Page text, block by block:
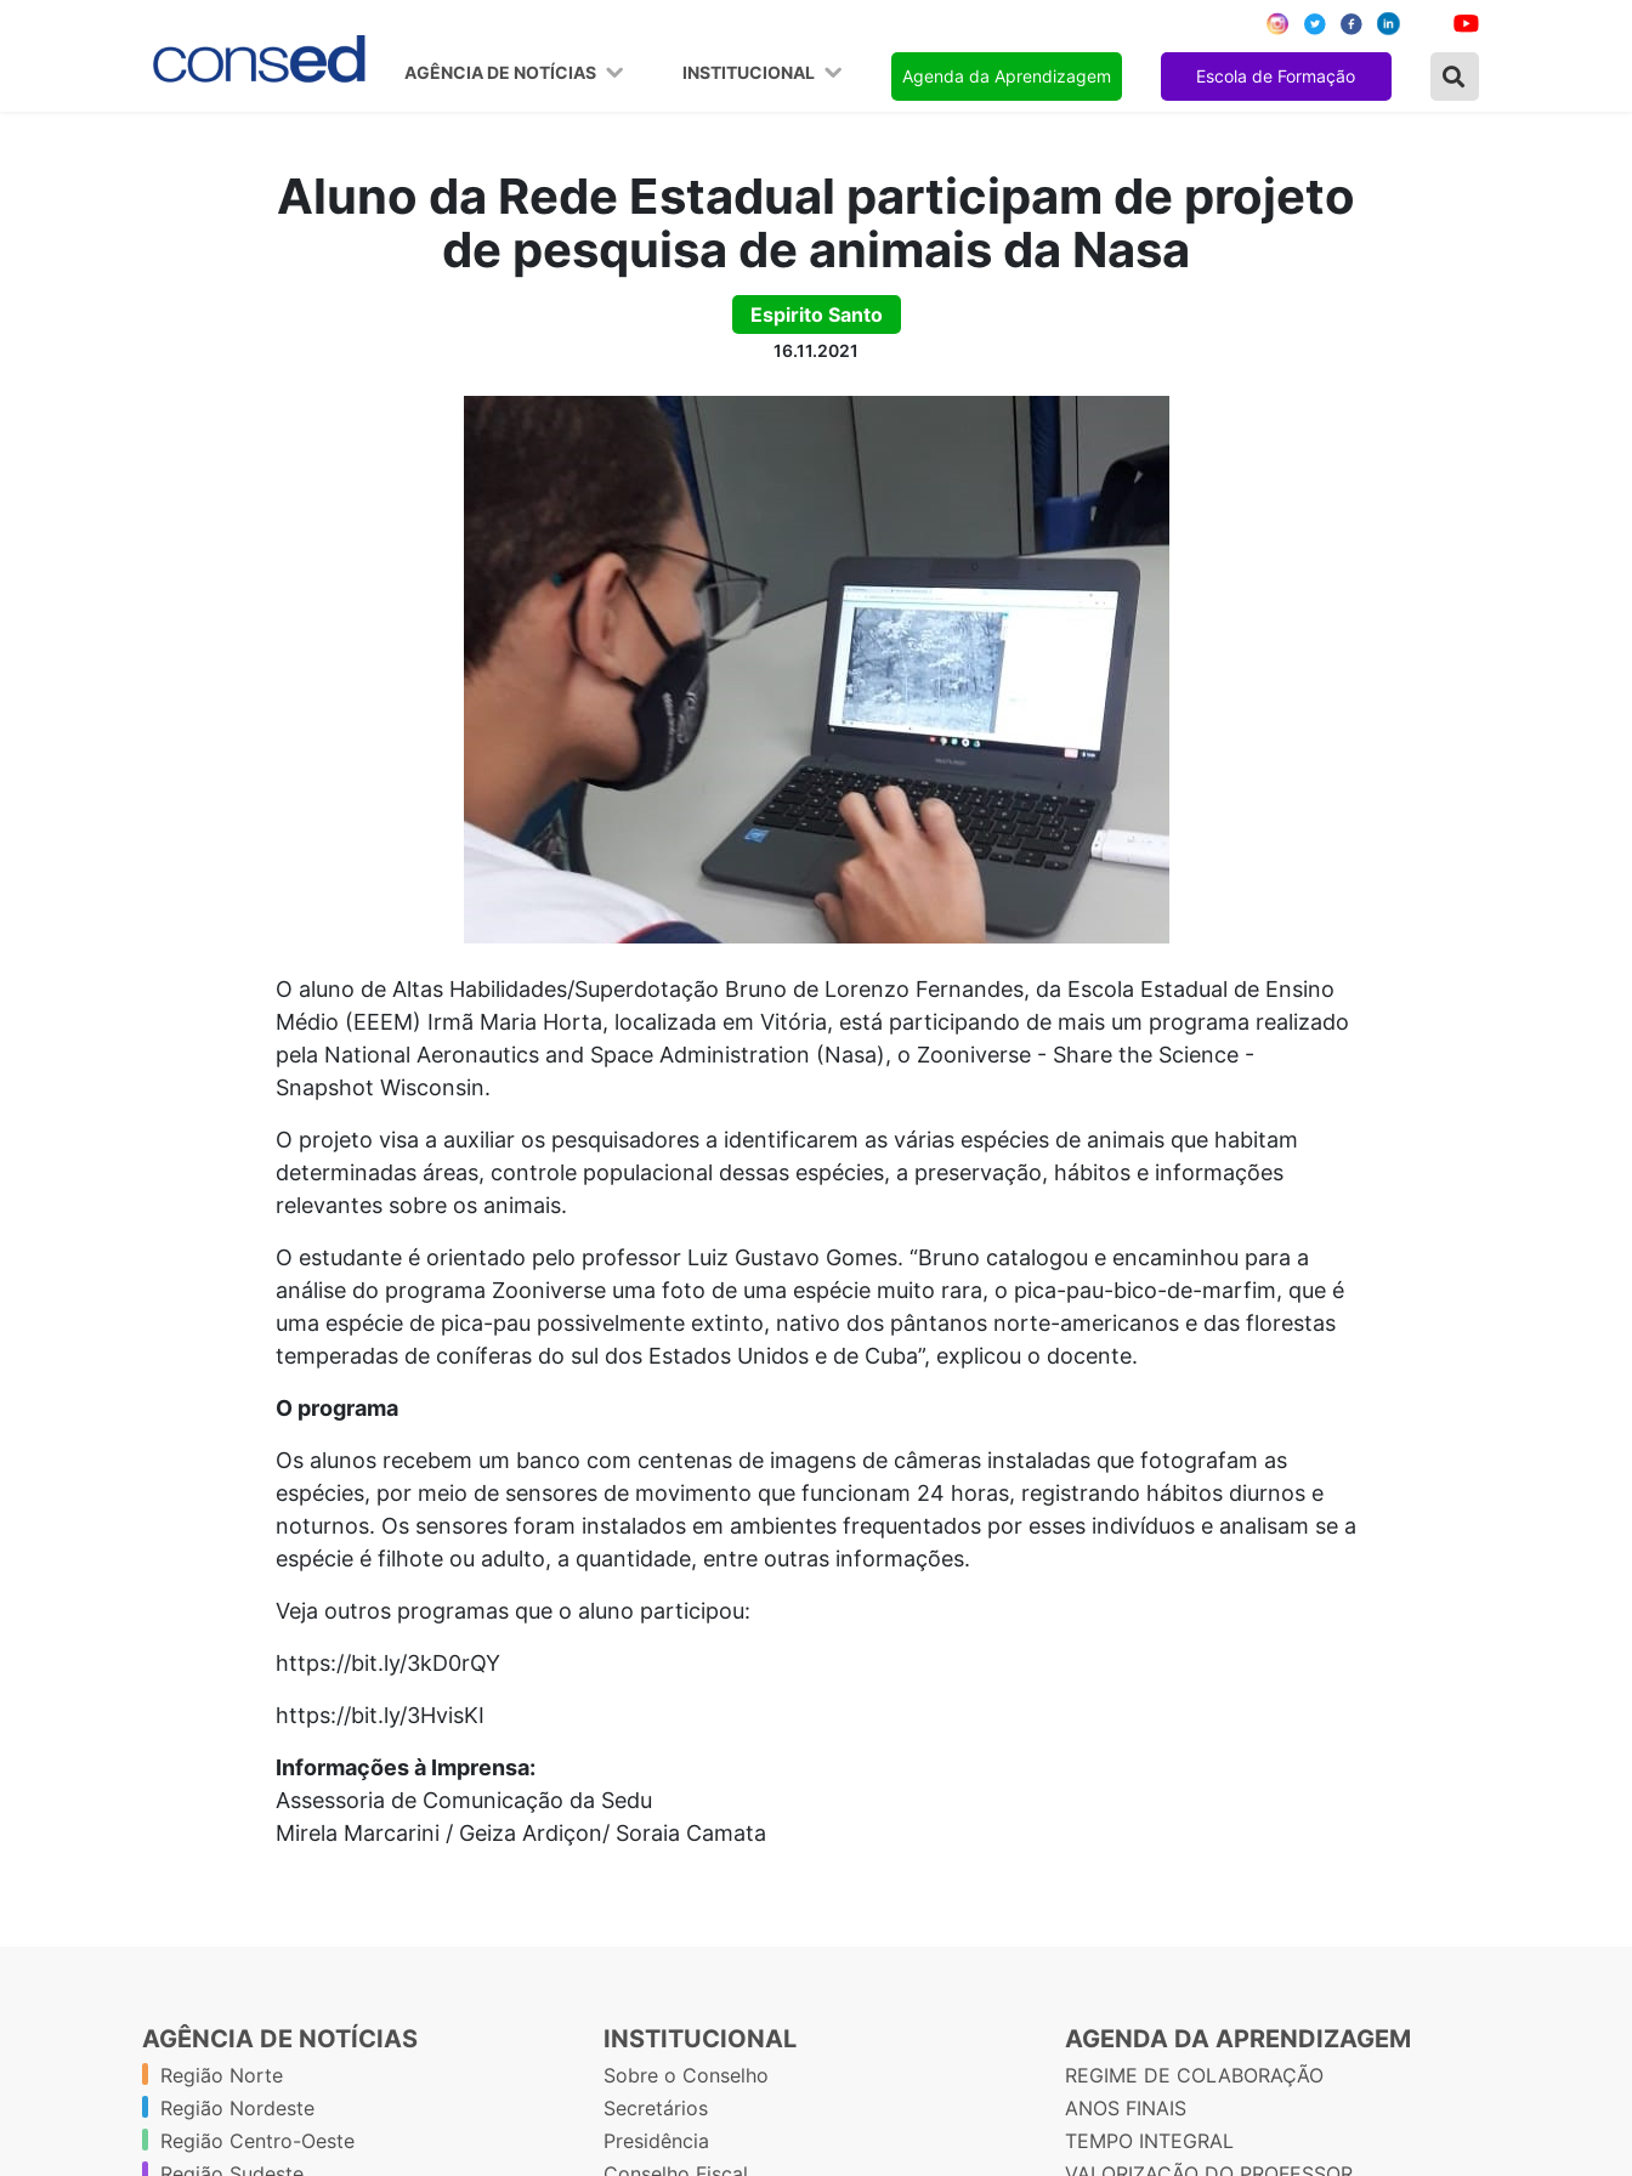
AGÊNCIA DE NOTÍCIAS INSTITUCIONAL Agenda da Aprendizagem Escola de Formação
Aluno da Rede Estadual participam de projeto
de pesquisa de animais da Nasa
Espirito Santo
16.11.2021
O aluno de Altas Habilidades/Superdotação Bruno de Lorenzo Fernandes, da Escola Estadual de Ensino
Médio (EEEM) Irmã Maria Horta, localizada em Vitória, está participando de mais um programa realizado
pela National Aeronautics and Space Administration (Nasa), o Zooniverse - Share the Science -
Snapshot Wisconsin.
O projeto visa a auxiliar os pesquisadores a identificarem as várias espécies de animais que habitam
determinadas áreas, controle populacional dessas espécies, a preservação, hábitos e informações
relevantes sobre os animais.
O estudante é orientado pelo professor Luiz Gustavo Gomes. “Bruno catalogou e encaminhou para a
análise do programa Zooniverse uma foto de uma espécie muito rara, o pica-pau-bico-de-marfim, que é
uma espécie de pica-pau possivelmente extinto, nativo dos pântanos norte-americanos e das florestas
temperadas de coníferas do sul dos Estados Unidos e de Cuba”, explicou o docente.
O programa
Os alunos recebem um banco com centenas de imagens de câmeras instaladas que fotografam as
espécies, por meio de sensores de movimento que funcionam 24 horas, registrando hábitos diurnos e
noturnos. Os sensores foram instalados em ambientes frequentados por esses indivíduos e analisam se a
espécie é filhote ou adulto, a quantidade, entre outras informações.
Veja outros programas que o aluno participou:
https://bit.ly/3kD0rQY
https://bit.ly/3HvisKI
Informações à Imprensa:
Assessoria de Comunicação da Sedu
Mirela Marcarini / Geiza Ardiçon/ Soraia Camata
AGÊNCIA DE NOTÍCIAS
Região Norte
Região Nordeste
Região Centro-Oeste
INSTITUCIONAL
Sobre o Conselho
Secretários
Presidência
AGENDA DA APRENDIZAGEM
REGIME DE COLABORAÇÃO
ANOS FINAIS
TEMPO INTEGRAL